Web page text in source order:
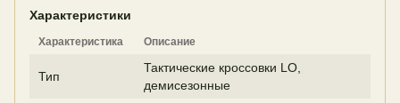
Характеристики
Характеристика Описание
Тип
Тактические кроссовки LO,
демисезонные